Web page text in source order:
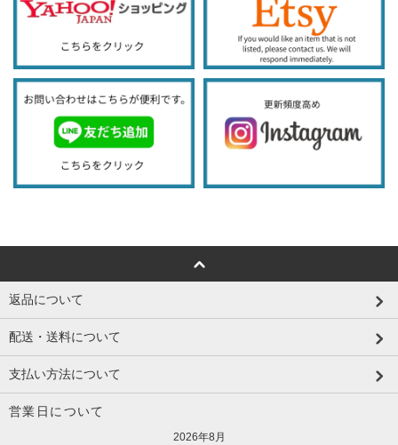
返品について
配送・送料について
支払い方法について
営業日について
2026年8月